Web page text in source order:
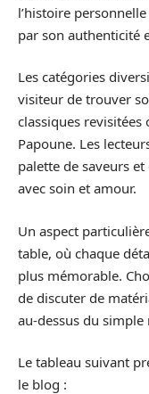
l’histoire
par son authenticité
Les catégories
visiteur de trouver
classiques revisitées
Papoune. Les
palette de saveurs
avec soin et amour.
Un aspect
table, où chaque
plus mémorable.
de discuter de
au-dessus du
Le tableau suivant
le blog :